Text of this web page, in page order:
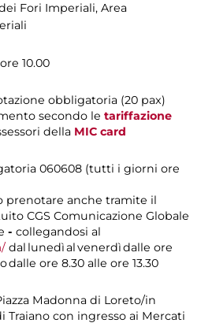
Fori Imperiali, Area
10.00
obbligatoria (20 pax)
secondo le tariffazione
della MIC card
060608 (tutti i giorni ore
prenotare anche tramite il
CGS Comunicazione Globale
- collegandosi al
dal lunedì al venerdì dalle ore
dalle ore 8.30 alle ore 13.30
Madonna di Loreto/in
Traiano con ingresso ai Mercati